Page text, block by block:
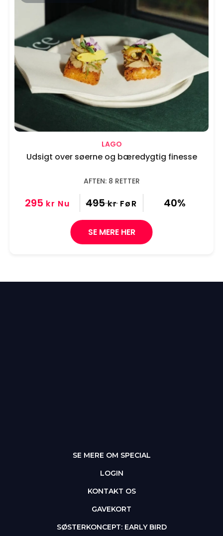
LAGO
Udsigt over søerne og bæredygtig finesse
AFTEN: 8 RETTER
295 kr Nu 495 kr FøR 40%
SE MERE HER
SE MERE OM SPECIAL
LOGIN
KONTAKT OS
GAVEKORT
SØSTERKONCEPT: EARLY BIRD